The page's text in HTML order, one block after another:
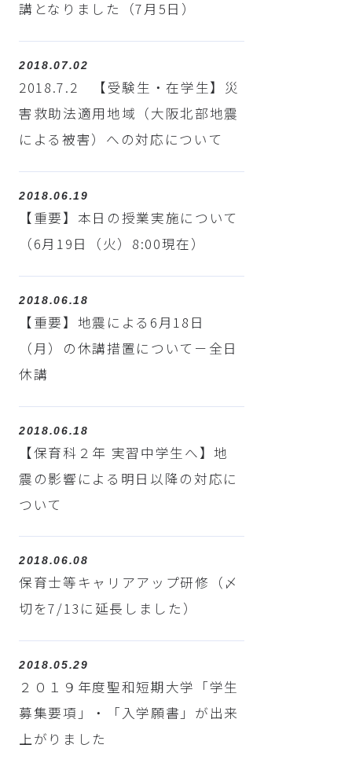
講となりました（7月5日）
2018.07.02
2018.7.2 【受験生・在学生】災
害救助法適用地域（大阪北部地震
による被害）への対応について
2018.06.19
【重要】本日の授業実施について
（6月19日（火）8:00現在）
2018.06.18
【重要】地震による6月18日
（月）の休講措置について－全日
休講
2018.06.18
【保育科２年 実習中学生へ】地
震の影響による明日以降の対応に
ついて
2018.06.08
保育士等キャリアアップ研修（〆
切を7/13に延長しました）
2018.05.29
２０１９年度聖和短期大学「学生
募集要項」・「入学願書」が出来
上がりました